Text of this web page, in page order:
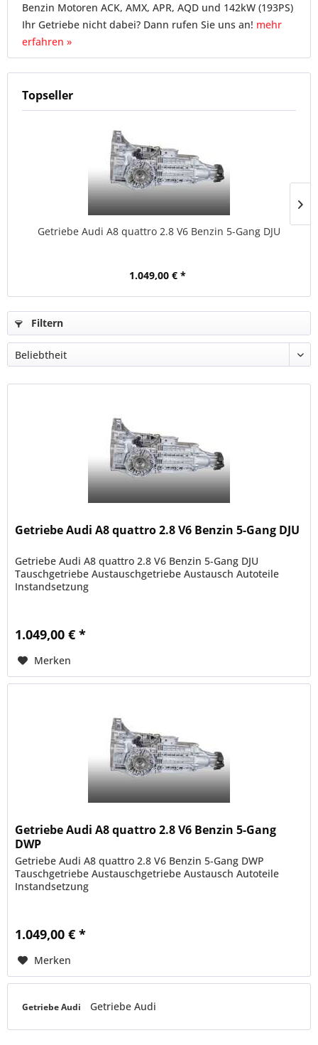
Benzin Motoren ACK, AMX, APR, AQD und 142kW (193PS)
Ihr Getriebe nicht dabei? Dann rufen Sie uns an! mehr
erfahren »
Topseller
Getriebe Audi A8 quattro 2.8 V6 Benzin 5-Gang DJU
1.049,00 € *
Filtern
Getriebe Audi A8 quattro 2.8 V6 Benzin 5-Gang DJU
Getriebe Audi A8 quattro 2.8 V6 Benzin 5-Gang DJU
Tauschgetriebe Austauschgetriebe Austausch Autoteile
Instandsetzung
1.049,00 € *
Merken
Getriebe Audi A8 quattro 2.8 V6 Benzin 5-Gang
DWP
Getriebe Audi A8 quattro 2.8 V6 Benzin 5-Gang DWP
Tauschgetriebe Austauschgetriebe Austausch Autoteile
Instandsetzung
1.049,00 € *
Merken
Getriebe Audi Getriebe Audi